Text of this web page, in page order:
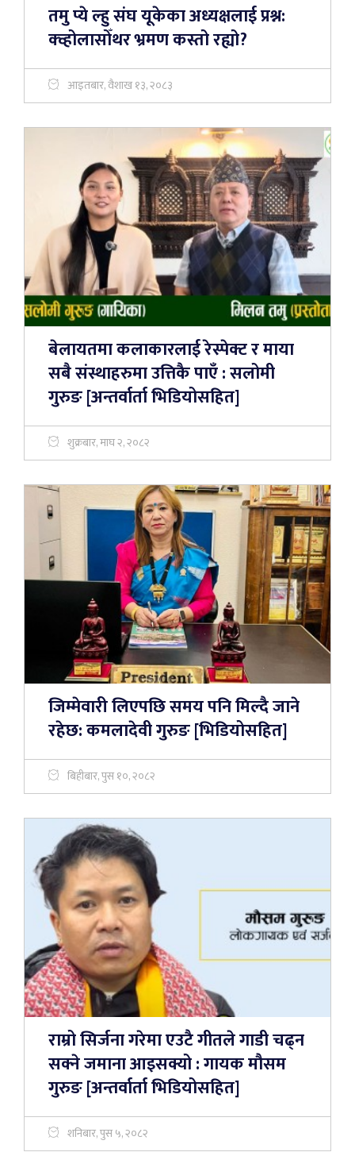
तमु प्ये ल्हु संघ यूकेका अध्यक्षलाई प्रश्न:
क्व्होलासोँथर भ्रमण कस्तो रह्यो?
आइतबार, वैशाख १३, २०८३
बेलायतमा कलाकारलाई रेस्पेक्ट र माया
सबै संस्थाहरुमा उत्तिकै पाएँ : सलोमी
गुरुङ [अन्तर्वार्ता भिडियोसहित]
शुक्रबार, माघ २, २०८२
जिम्मेवारी लिएपछि समय पनि मिल्दै जाने
रहेछ: कमलादेवी गुरुङ [भिडियोसहित]
बिहीबार, पुस १०, २०८२
राम्रो सिर्जना गरेमा एउटै गीतले गाडी चढ्न
सक्ने जमाना आइसक्यो : गायक मौसम
गुरुङ [अन्तर्वार्ता भिडियोसहित]
शनिबार, पुस ५, २०८२